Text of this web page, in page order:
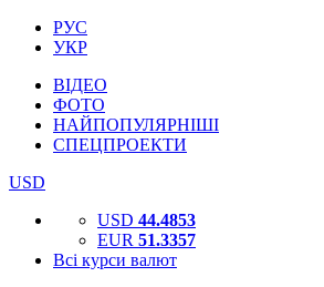
РУС
УКР
ВІДЕО
ФОТО
НАЙПОПУЛЯРНІШІ
СПЕЦПРОЕКТИ
USD
USD 44.4853
EUR 51.3357
Всі курси валют